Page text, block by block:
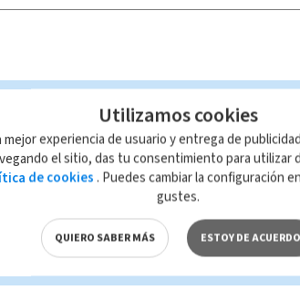
mismo que es propiedad de TELEDIARIO;
Utilizamos cookies
mejor experiencia de usuario y entrega de
el sitio, das tu consentimiento para utilizar
de cookies . Puedes cambiar la configuración
gustes.
QUIERO SABER MÁS ESTOY DE ACUERDO